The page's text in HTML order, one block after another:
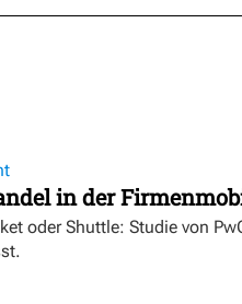
in der
oder Shuttle: Studie von